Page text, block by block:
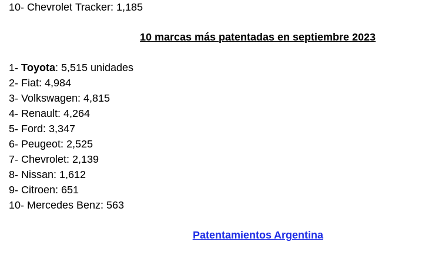
10- Chevrolet Tracker: 1,185
10 marcas más patentadas en septiembre 2023
1- Toyota: 5,515 unidades
2- Fiat: 4,984
3- Volkswagen: 4,815
4- Renault: 4,264
5- Ford: 3,347
6- Peugeot: 2,525
7- Chevrolet: 2,139
8- Nissan: 1,612
9- Citroen: 651
10- Mercedes Benz: 563
Patentamientos Argentina